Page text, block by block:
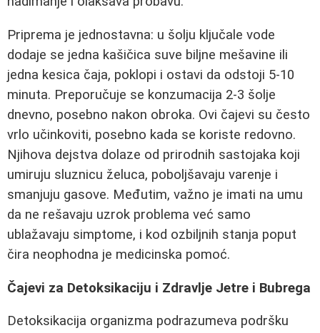
Priprema je jednostavna: u šolju ključale vode
dodaje se jedna kašičica suve biljne mešavine ili
jedna kesica čaja, poklopi i ostavi da odstoji 5-10
minuta. Preporučuje se konzumacija 2-3 šolje
dnevno, posebno nakon obroka. Ovi čajevi su često
vrlo učinkoviti, posebno kada se koriste redovno.
Njihova dejstva dolaze od prirodnih sastojaka koji
umiruju sluznicu želuca, poboljšavaju varenje i
smanjuju gasove. Međutim, važno je imati na umu
da ne rešavaju uzrok problema već samo
ublažavaju simptome, i kod ozbiljnih stanja poput
čira neophodna je medicinska pomoć.
Čajevi za Detoksikaciju i Zdravlje Jetre i Bubrega
Detoksikacija organizma podrazumeva podršku